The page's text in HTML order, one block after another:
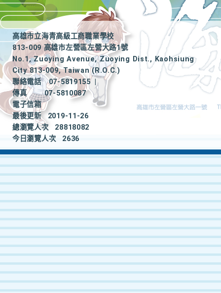
高雄市立海青高級工商職業學校
813-009 高雄市左營區左營大路1號
No.1, Zuoying Avenue, Zuoying Dist., Kaohsiung
City 813-009, Taiwan (R.O.C.)
聯絡電話
07-5819155
|
傳真
07-5810087
電子信箱
最後更新
2019-11-26
總瀏覽人次
28818082
今日瀏覽人次
2636